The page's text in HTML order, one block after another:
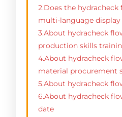
2.Does the
multi-language display
3.About hydracheck
production skills
4.About hydracheck
material procurement
5.About hydracheck
6.About hydracheck
date